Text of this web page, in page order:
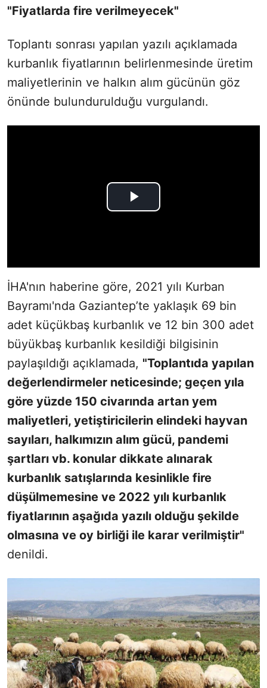
"Fiyatlarda fire verilmeyecek"
Toplantı sonrası yapılan yazılı açıklamada
kurbanlık fiyatlarının belirlenmesinde üretim
maliyetlerinin ve halkın alım gücünün göz
önünde bulundurulduğu vurgulandı.
İHA'nın haberine göre, 2021 yılı Kurban
Bayramı'nda Gaziantep’te yaklaşık 69 bin
adet küçükbaş kurbanlık ve 12 bin 300 adet
büyükbaş kurbanlık kesildiği bilgisinin
paylaşıldığı açıklamada, "Toplantıda yapılan
değerlendirmeler neticesinde; geçen yıla
göre yüzde 150 civarında artan yem
maliyetleri, yetiştiricilerin elindeki hayvan
sayıları, halkımızın alım gücü, pandemi
şartları vb. konular dikkate alınarak
kurbanlık satışlarında kesinlikle fire
düşülmemesine ve 2022 yılı kurbanlık
fiyatlarının aşağıda yazılı olduğu şekilde
olmasına ve oy birliği ile karar verilmiştir"
denildi.